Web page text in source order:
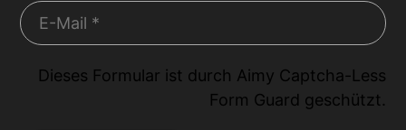
Dieses Formular ist durch Aimy Captcha-Less
Form Guard geschützt.